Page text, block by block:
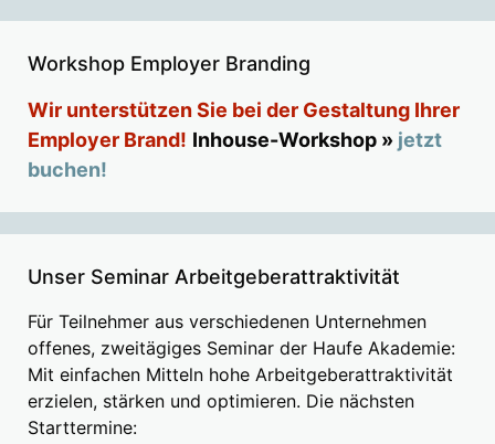
Workshop Employer Branding
Wir unterstützen Sie bei der Gestaltung Ihrer
Employer Brand! Inhouse-Workshop » jetzt
buchen!
Unser Seminar Arbeitgeberattraktivität
Für Teilnehmer aus verschiedenen Unternehmen
offenes, zweitägiges Seminar der Haufe Akademie:
Mit einfachen Mitteln hohe Arbeitgeberattraktivität
erzielen, stärken und optimieren. Die nächsten
Starttermine: